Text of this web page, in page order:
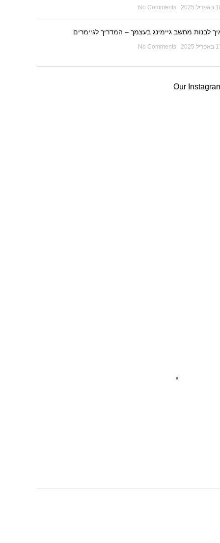
2025
No Comments
לבנות מחשב גיימינג בעצמך – המדריך לגיימרים
2025
No Comments
Our